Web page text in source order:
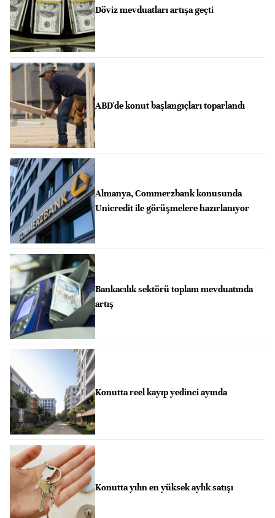
Döviz mevduatları artışa geçti
ABD'de konut başlangıçları toparlandı
Almanya, Commerzbank konusunda
Unicredit ile görüşmelere hazırlanıyor
Bankacılık sektörü toplam mevduatında
artış
Konutta reel kayıp yedinci ayında
Konutta yılın en yüksek aylık satışı